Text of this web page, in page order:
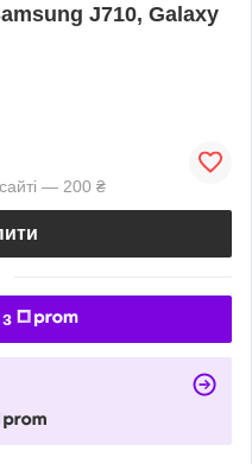
J710, Galaxy
— 200 ₴